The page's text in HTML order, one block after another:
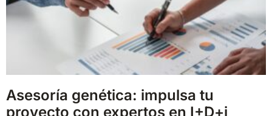
Asesoría genética: impulsa tu
proyecto con expertos en I+D+i